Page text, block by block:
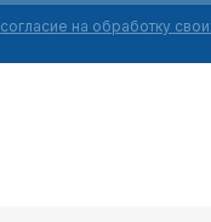
согласие на обработку